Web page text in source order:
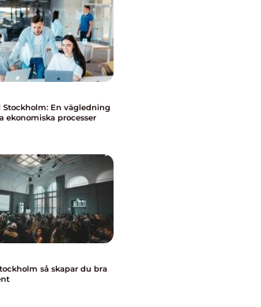
Stockholm: En vägledning
ekonomiska processer
skapar du bra